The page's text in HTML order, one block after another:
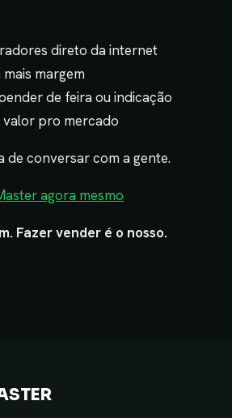
direto da internet
margem
de feira ou indicação
valor pro mercado
de conversar com a gente.
agora mesmo
Fazer vender é o nosso.